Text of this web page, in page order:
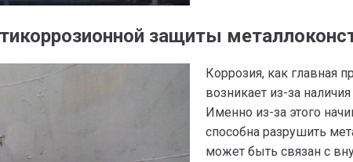
защиты
Коррозия, как главная
возникает из-за
Именно из-за этого
способна разрушить
может быть связан с